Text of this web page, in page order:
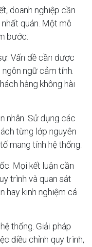
doanh nghiệp cần
quán. Một mô
bước:
Vấn đề cần được
ngữ cảm tính.
hàng không hài
nhân. Sử dụng các
từng lớp nguyên
mang tính hệ thống.
Mọi kết luận cần
trình và quan sát
hay kinh nghiệm cá
thống. Giải pháp
điều chỉnh quy trình,